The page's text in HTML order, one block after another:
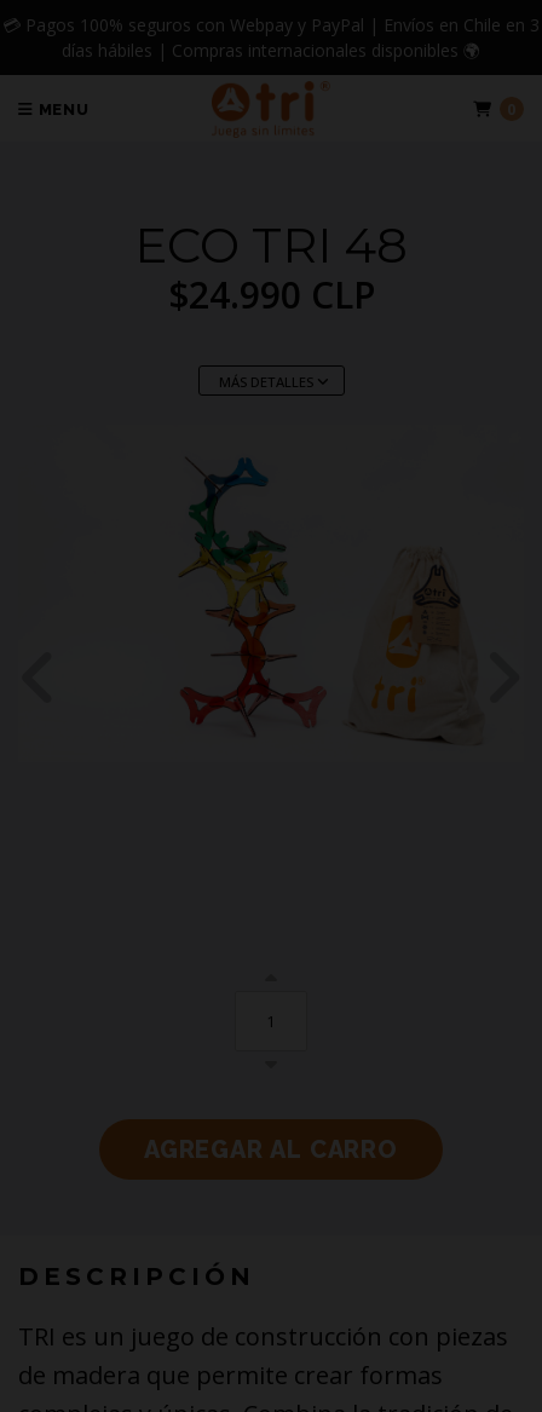
💳 Pagos 100% seguros con Webpay y PayPal | Envíos en Chile en 3
días hábiles | Compras internacionales disponibles 🌍
MENU 0
ECO TRI 48
$24.990 CLP
MÁS DETALLES
DESCRIPCIÓN
TRI es un juego de construcción con piezas
de madera que permite crear formas